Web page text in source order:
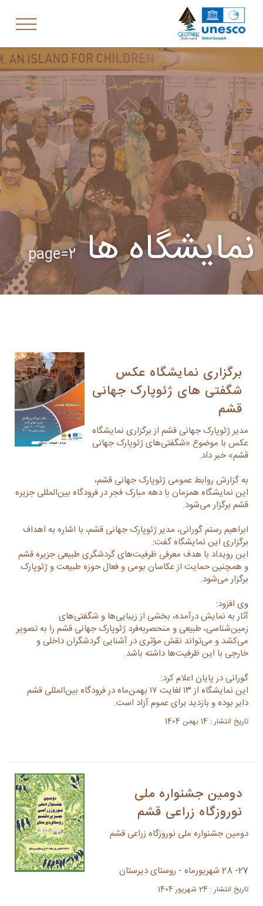
نمایشگاه هاpage=2
برگزاری نمایشگاه عکس
شگفتی های ژئوپارک جهانی
قشم
مدیر ژئوپارک جهانی قشم از برگزاری نمایشگاه
عکس با موضوع «شگفتی‌های ژئوپارک جهانی
قشم» خبر داد.
به گزارش روابط عمومی ژئوپارک جهانی قشم،
این نمایشگاه همزمان با دهه مبارک فجر در فرودگاه بین‌المللی جزیره
قشم برگزار می‌شود.
ابراهیم رستم گورانی، مدیر ژئوپارک جهانی قشم، با اشاره به اهداف
برگزاری این نمایشگاه گفت:
این رویداد با هدف معرفی ظرفیت‌های گردشگری طبیعی جزیره قشم
و همچنین حمایت از عکاسان بومی و فعال حوزه طبیعت و ژئوپارک
برگزار می‌شود.
وی افزود:
آثار به نمایش درآمده، بخشی از زیبایی‌ها و شگفتی‌های
زمین‌شناسی، طبیعی و منحصربه‌فرد ژئوپارک جهانی قشم را به تصویر
می‌کشد و می‌تواند نقش مؤثری در آشنایی گردشگران داخلی و
خارجی با این ظرفیت‌ها داشته باشد.
گورانی در پایان اعلام کرد:
این نمایشگاه از ۱۳ لغایت ۱۷ بهمن‌ماه در فرودگاه بین‌المللی قشم
دایر بوده و بازدید برای عموم آزاد است.
تاریخ انتشار : 14 بهمن 1404
دومین جشنواره ملی
نوروزگاه زراعی قشم
دومین جشنواره ملی نوروزگاه زراعی قشم
27- 28 شهریورماه - روستای دیرستان
تاریخ انتشار : 24 شهریور 1404